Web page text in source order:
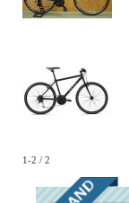
1-2 / 2